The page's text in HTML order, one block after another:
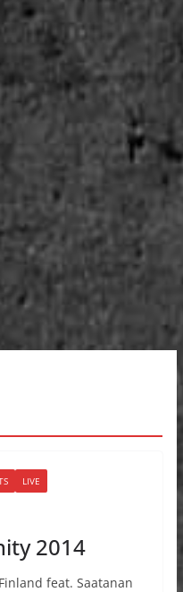
LIVE
2014
feat. Saatanan